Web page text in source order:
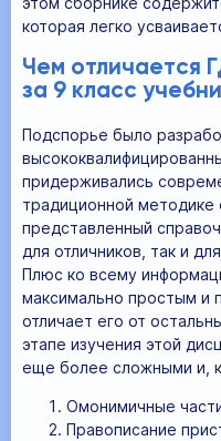
которая легко
Чем отличается
за 9 класс
Подспорье было
придерживались
традиционной
представленный
для отличников, так и
Плюс ко всему
максимально простым и
отличает его от
этапе изучения этой
еще более сложными и,
Омонимичные
Правописание